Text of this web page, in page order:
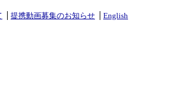
提携動画募集のお知らせ English